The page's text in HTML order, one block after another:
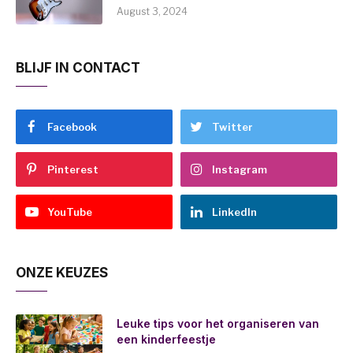
August 3, 2024
BLIJF IN CONTACT
Facebook Twitter
Pinterest Instagram
YouTube LinkedIn
ONZE KEUZES
Leuke tips voor het organiseren van
een kinderfeestje